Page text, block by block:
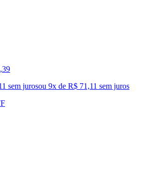
,39
sem jurosou 9x de R$ 71,11 sem juros